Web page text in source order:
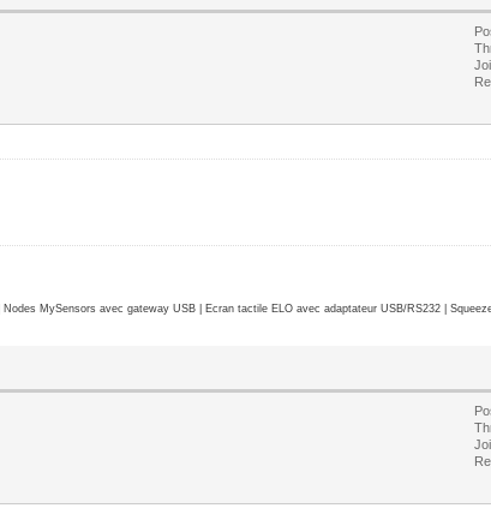
MySensors avec gateway USB | Ecran tactile ELO avec adaptateur USB/RS232 |